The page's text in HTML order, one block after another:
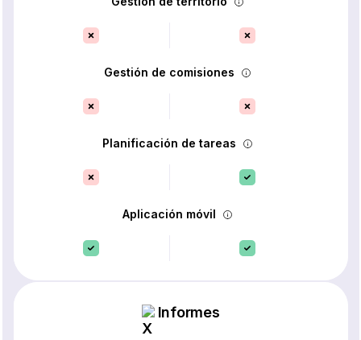
Gestión de comisiones
Planificación de tareas
Aplicación móvil
Informes